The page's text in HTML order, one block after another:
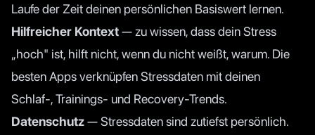
Laufe der Zeit deinen persönlichen Basiswert lernen.
Hilfreicher Kontext— zu wissen, dass dein Stress
„hoch" ist, hilft nicht, wenn du nicht weißt, warum. Die
besten Apps verknüpfen Stressdaten mit deinen
Schlaf-, Trainings- und Recovery-Trends.
Datenschutz— Stressdaten sind zutiefst persönlich.